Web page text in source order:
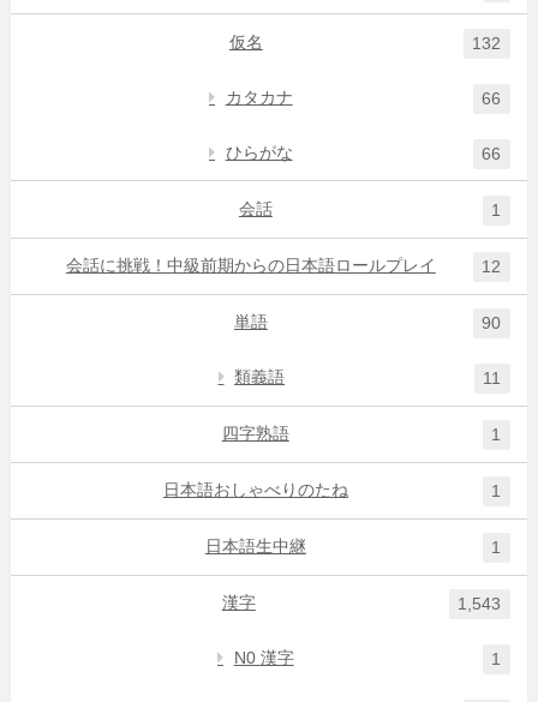
仮名 132
カタカナ 66
ひらがな 66
会話 1
会話に挑戦！中級前期からの日本語ロールプレイ 12
単語 90
類義語 11
四字熟語 1
日本語おしゃべりのたね 1
日本語生中継 1
漢字 1,543
N0 漢字 1